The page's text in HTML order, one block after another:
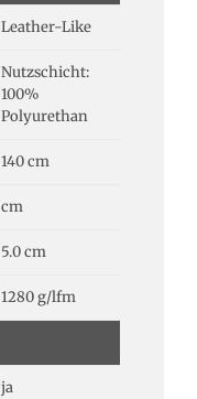
Leather-Like
Nutzschicht:
100%
Polyurethan
140 cm
cm
5.0 cm
1280 g/lfm
ja